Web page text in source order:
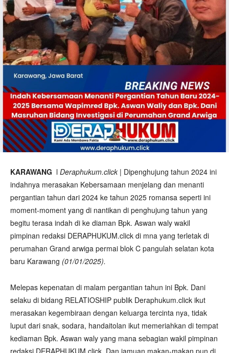
KARAWANG l Deraphukum.click | Dipenghujung tahun 2024 ini
indahnya merasakan Kebersamaan menjelang dan menanti
pergantian tahun dari 2024 ke tahun 2025 romansa seperti ini
moment-moment yang di nantikan di penghujung tahun yang
begitu terasa indah di ke diaman Bpk. Aswan waly wakil
pimpinan redaksi DERAPHUKUM.click di mna yang terletak di
perumahan Grand arwiga permai blok C pangulah selatan kota
baru Karawang (01/01/2025).
Melepas kepenatan di malam pergantian tahun ini Bpk. Dani
selaku di bidang RELATIOSHIP publik Deraphukum.click ikut
merasakan kegembiraan dengan keluarga tercinta nya, tidak
luput dari snak, sodara, handaitolan ikut memeriahkan di tempat
kediaman Bpk. Aswan waly yang mana sebagian wakil pimpinan